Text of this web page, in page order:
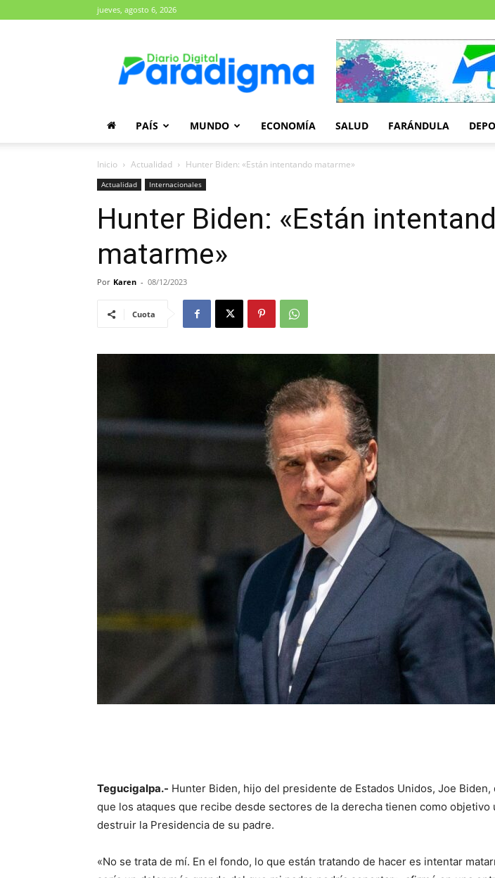
jueves, agosto 6, 2026
Paradigma
PAÍS MUNDO ECONOMÍA SALUD FARÁNDULA
Inicio Actualidad Hunter Biden: «Están intentando matarme»
Actualidad Internacionales
Hunter Biden: «Están
matarme»
Por Karen - 08/12/2023
Cuota
Tegucigalpa.- Hunter Biden, hijo del presidente de Estados Unidos, Joe
que los ataques que recibe desde sectores de la derecha tienen como objetivo
destruir la Presidencia de su padre.
«No se trata de mí. En el fondo, lo que están tratando de hacer es intentar